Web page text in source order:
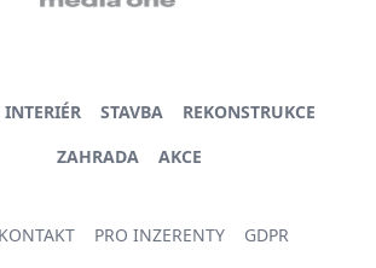
INTERIÉR STAVBA
REKONSTRUKCE
ZAHRADA
AKCE
KONTAKT PRO INZERENTY GDPR